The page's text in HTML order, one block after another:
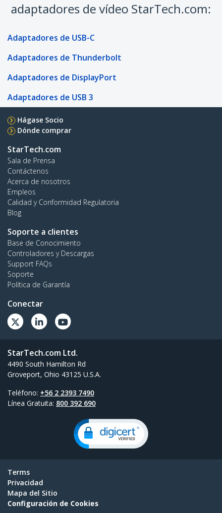
adaptadores de vídeo StarTech.com:
Adaptadores de USB-C
Adaptadores de Thunderbolt
Adaptadores de DisplayPort
Adaptadores de USB 3
Hágase Socio
Dónde comprar
StarTech.com
Sala de Prensa
Contáctenos
Acerca de nosotros
Empleos
Calidad y Conformidad Regulatoria
Blog
Soporte a clientes
Base de Conocimiento
Controladores y Descargas
Support FAQs
Soporte
Política de Garantía
Conectar
StarTech.com Ltd.
4490 South Hamilton Rd
Groveport, Ohio 43125 U.S.A.
Teléfono: +56 2 2393 7490
Línea Gratuita: 800 392 690
Terms
Privacidad
Mapa del Sitio
Configuración de Cookies